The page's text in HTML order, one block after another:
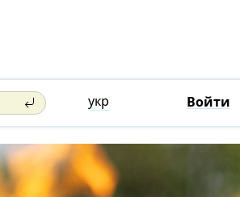
укр Войти